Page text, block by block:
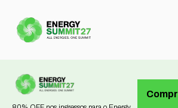
Not found